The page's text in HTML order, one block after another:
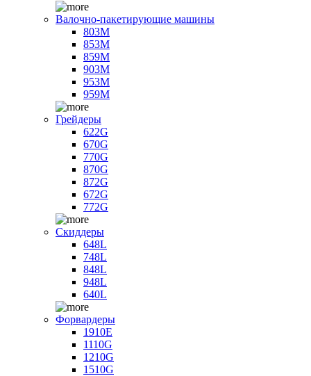
Валочно-пакетирующие машины
803M
853M
859M
903M
953M
959M
Грейдеры
622G
670G
770G
870G
872G
672G
772G
Скиддеры
648L
748L
848L
948L
640L
Форвардеры
1910E
1110G
1210G
1510G